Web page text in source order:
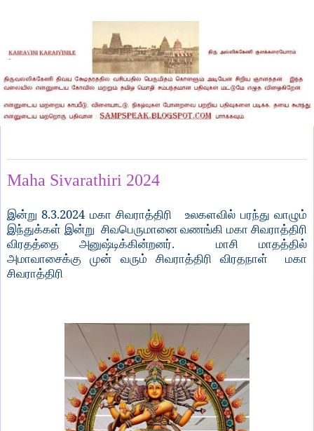
Maha Sivarathiri 2024
இன்று8.3.2024 மகா சிவராத்திரி உலகளவில் பரந்து வாழும்
இந்துக்கள் இன்று சிவபெருமானை வணங்கி மகா சிவராத்திரி
விரதத்தை அனுஷ்டிக்கின்றனர். மாசி மாதத்தில்
அமாவாசைக்கு முன் வரும் சிவராத்திரி விரதநாள் மகா
சிவராத்திரி